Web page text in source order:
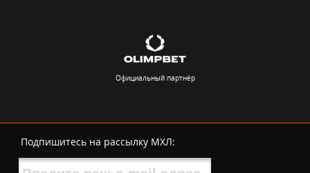
Официальный партнёр
Подпишитесь на рассылку МХЛ: